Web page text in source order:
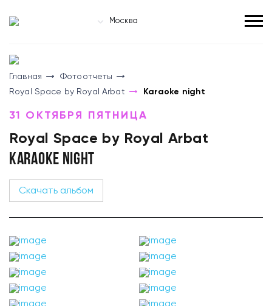
Москва
Главная
Фотоотчеты
Royal Space by Royal Arbat
Karaoke night
31 ОКТЯБРЯ ПЯТНИЦА
Royal Space by Royal Arbat
KARAOKE NIGHT
Скачать альбом